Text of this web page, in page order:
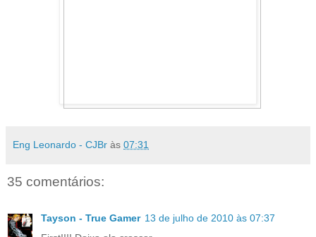
Eng Leonardo - CJBr às 07:31
35 comentários:
Tayson - True Gamer 13 de julho de 2010 às 07:37